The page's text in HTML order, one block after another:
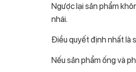
Ngược lại sản phẩm
nhái.
Điều quyết định nhất là
Nếu sản phẩm ống và